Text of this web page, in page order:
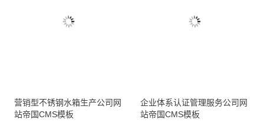
营销型不锈钢水箱生产公司网
站帝国CMS模板
企业体系认证管理服务公司网
站帝国CMS模板